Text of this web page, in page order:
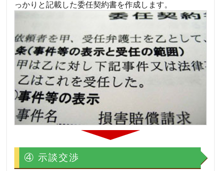
っかりと記載した委任契約書を作成します。
④ 示談交渉